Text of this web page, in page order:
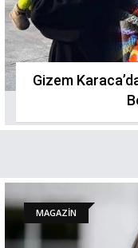
Gizem
MAGAZİN